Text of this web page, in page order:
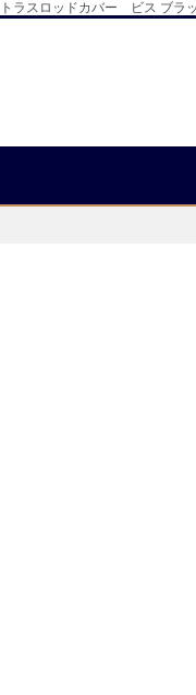
トラスロッドカバー ビス ブラ